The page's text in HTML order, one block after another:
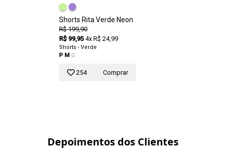
Shorts Rita Verde Neon
R$ 199,90
R$ 99,95 4x R$ 24,99
Shorts - Verde
P M G
254 Comprar
Depoimentos dos Clientes